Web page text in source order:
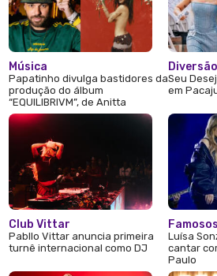
Música
Papatinho divulga bastidores da
produção do álbum
“EQUILIBRIVM”, de Anitta
Club Vittar
Pabllo Vittar anuncia primeira
turnê internacional como DJ
Diversão
Seu
em
Famosos
Luísa
cantar
Paulo